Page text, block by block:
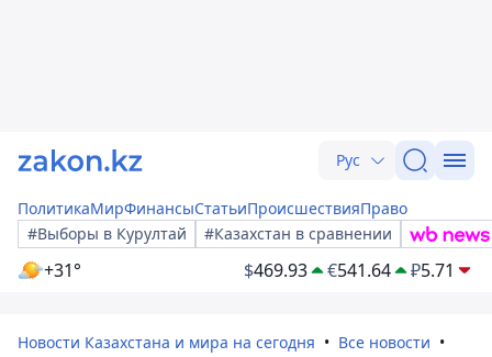
Рус
ПолитикаМирФинансыСтатьиПроисшествияПраво
#Выборы в Курултай
#Казахстан в сравнении
+31° $469.93 €541.64 ₽5.71
Новости Казахстана и мира на сегодня
Все новости